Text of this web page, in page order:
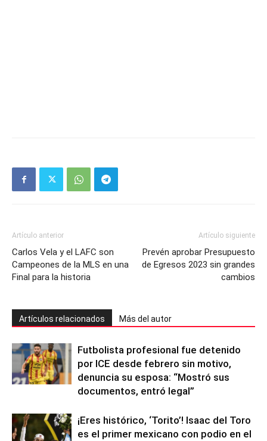
Artículo anterior
Carlos Vela y el LAFC son
Campeones de la MLS en una
Final para la historia
Artículo siguiente
Prevén aprobar Presupuesto
de Egresos 2023 sin grandes
cambios
Artículos relacionados Más del autor
Futbolista profesional fue detenido
por ICE desde febrero sin motivo,
denuncia su esposa: “Mostró sus
documentos, entró legal”
¡Eres histórico, ‘Torito’! Isaac del Toro
es el primer mexicano con podio en el